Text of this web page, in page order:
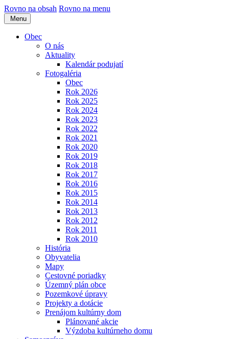
Rovno na obsah Rovno na menu
Menu
Obec
O nás
Aktuality
Kalendár podujatí
Fotogaléria
Obec
Rok 2026
Rok 2025
Rok 2024
Rok 2023
Rok 2022
Rok 2021
Rok 2020
Rok 2019
Rok 2018
Rok 2017
Rok 2016
Rok 2015
Rok 2014
Rok 2013
Rok 2012
Rok 2011
Rok 2010
História
Obyvatelia
Mapy
Cestovné poriadky
Územný plán obce
Pozemkové úpravy
Projekty a dotácie
Prenájom kultúrny dom
Plánované akcie
Výzdoba kultúrneho domu